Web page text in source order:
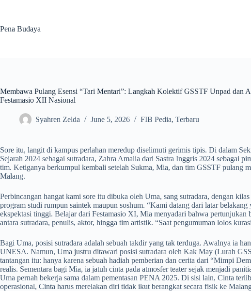
Pena Budaya
Membawa Pulang Esensi “Tari Mentari”: Langkah Kolektif GSSTF Unpad dan
Festamasio XII Nasional
Syahren Zelda June 5, 2026 FIB Pedia, Terbaru
Sore itu, langit di kampus perlahan meredup diselimuti gerimis tipis. Di dalam
Sejarah 2024 sebagai sutradara, Zahra Amalia dari Sastra Inggris 2024 sebagai
tim. Ketiganya berkumpul kembali setelah Sukma, Mia, dan tim GSSTF pulang
Malang.
Perbincangan hangat kami sore itu dibuka oleh Uma, sang sutradara, dengan
program studi rumpun saintek maupun soshum. “Kami datang dari latar
ekspektasi tinggi. Belajar dari Festamasio XI, Mia menyadari bahwa
antara sutradara, penulis, aktor, hingga tim artistik. “Saat pengumuman lolos
Bagi Uma, posisi sutradara adalah sebuah takdir yang tak terduga. Awalnya ia
UNESA. Namun, Uma justru ditawari posisi sutradara oleh Kak May (Lurah
tantangan itu: hanya karena sebuah hadiah pemberian dan cerita dari “Mimpi
realis. Sementara bagi Mia, ia jatuh cinta pada atmosfer teater sejak menjadi
Uma pernah bekerja sama dalam pementasan PENA 2025. Di sisi lain, Cinta
operasional, Cinta harus merelakan diri tidak ikut berangkat secara fisik ke